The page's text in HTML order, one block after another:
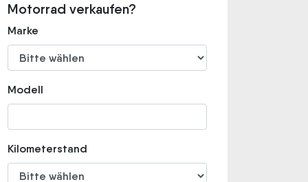
Motorrad verkaufen?
Marke
Modell
Kilometerstand